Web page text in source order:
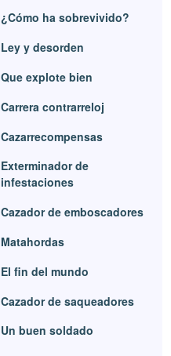
¿Cómo ha sobrevivido?
Ley y desorden
Que explote bien
Carrera contrarreloj
Cazarrecompensas
Exterminador de
infestaciones
Cazador de emboscadores
Matahordas
El fin del mundo
Cazador de saqueadores
Un buen soldado